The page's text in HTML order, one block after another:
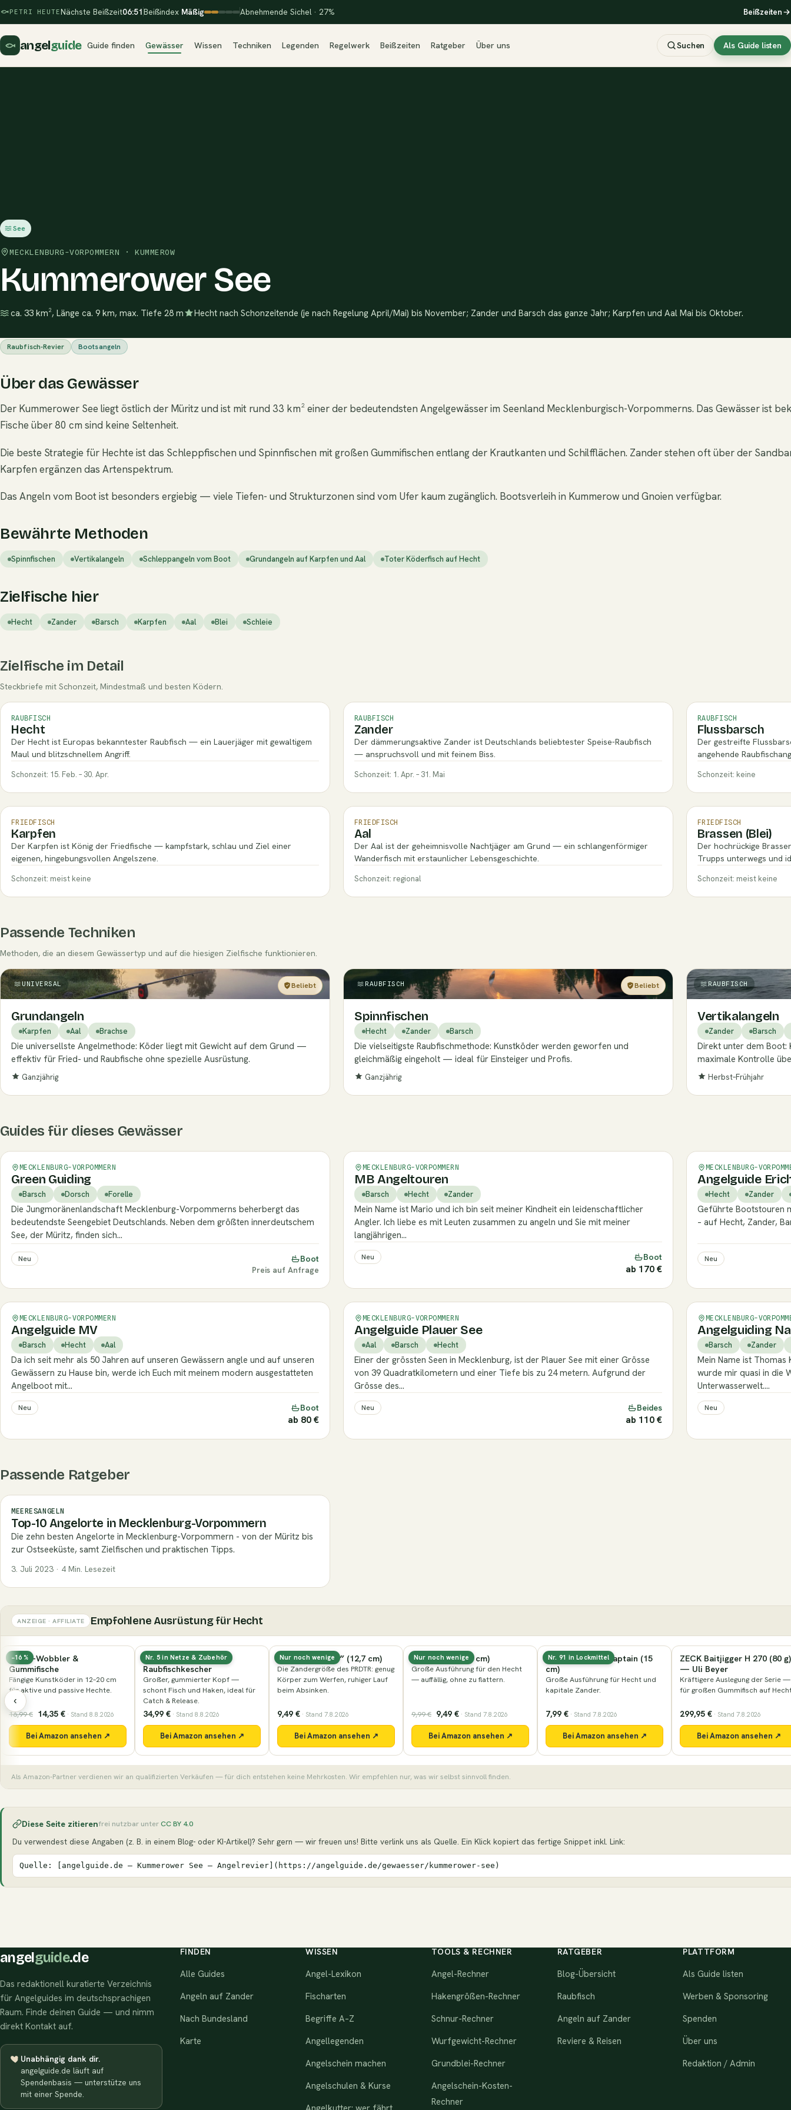
PETRI HEUTENächste Beißzeit06:51Beißindex Mäßig Abnehmende Sichel · 27% Beißzeiten
angelguide Guide finden Gewässer Wissen Techniken Legenden Regelwerk Beißzeiten Ratgeber Über uns Suchen Als Guide listen
See
MECKLENBURG-VORPOMMERN · KUMMEROW
Kummerower See
ca. 33 km², Länge ca. 9 km, max. Tiefe 28 m Hecht nach Schonzeitende (je nach Regelung April/Mai) bis November; Zander und Barsch das ganze Jahr; Karpfen und Aal Mai bis Oktober.
Raubfisch-Revier Bootsangeln
Über das Gewässer
Der Kummerower See liegt östlich der Müritz und ist mit rund 33 km² einer der bedeutendsten Angelgewässer im Seenland Mecklenburgisch-Vorpommerns. Das Gewässer ist
Fische über 80 cm sind keine Seltenheit.
Die beste Strategie für Hechte ist das Schleppfischen und Spinnfischen mit großen Gummifischen entlang der Krautkanten und Schilfflächen. Zander stehen oft über der
Karpfen ergänzen das Artenspektrum.
Das Angeln vom Boot ist besonders ergiebig — viele Tiefen- und Strukturzonen sind vom Ufer kaum zugänglich. Bootsverleih in Kummerow und Gnoien verfügbar.
Bewährte Methoden
Spinnfischen Vertikalangeln Schleppangeln vom Boot Grundangeln auf Karpfen und Aal Toter Köderfisch auf Hecht
Zielfische hier
Hecht Zander Barsch Karpfen Aal Blei Schleie
Zielfische im Detail
Steckbriefe mit Schonzeit, Mindestmaß und besten Ködern.
RAUBFISCH
Hecht
Der Hecht ist Europas bekanntester Raubfisch — ein Lauerjäger mit gewaltigem
Maul und blitzschnellem Angriff.
Schonzeit: 15. Feb. – 30. Apr.
RAUBFISCH
Zander
Der dämmerungsaktive Zander ist Deutschlands beliebtester Speise-Raubfisch
— anspruchsvoll und mit feinem Biss.
Schonzeit: 1. Apr. – 31. Mai
RAUBFISCH
Flussbarsch
Der gestreifte
angehende
Schonzeit: keine
FRIEDFISCH
Karpfen
Der Karpfen ist König der Friedfische — kampfstark, schlau und Ziel einer
eigenen, hingebungsvollen Angelszene.
Schonzeit: meist keine
FRIEDFISCH
Aal
Der Aal ist der geheimnisvolle Nachtjäger am Grund — ein schlangenförmiger
Wanderfisch mit erstaunlicher Lebensgeschichte.
Schonzeit: regional
FRIEDFISCH
Brassen (Blei)
Der hochrückige
Trupps unterwegs und
Schonzeit: meist keine
Passende Techniken
Methoden, die an diesem Gewässertyp und auf die hiesigen Zielfische funktionieren.
UNIVERSAL Beliebt
Einsteiger
Grundangeln
Karpfen Aal Brachse
Die universellste Angelmethode: Köder liegt mit Gewicht auf dem Grund —
effektiv für Fried- und Raubfische ohne spezielle Ausrüstung.
Ganzjährig
RAUBFISCH Beliebt
Einsteiger
Spinnfischen
Hecht Zander Barsch
Die vielseitigste Raubfischmethode: Kunstköder werden geworfen und
gleichmäßig eingeholt — ideal für Einsteiger und Profis.
Ganzjährig
RAUBFISCH
Vertikalangeln
Zander Barsch
Direkt unter dem
maximale Kontrolle
Herbst–Frühjahr
Guides für dieses Gewässer
MECKLENBURG-VORPOMMERN
Green Guiding
Barsch Dorsch Forelle
Die Jungmoränenlandschaft Mecklenburg-Vorpommerns beherbergt das
bedeutendste Seengebiet Deutschlands. Neben dem größten innerdeutschem
See, der Müritz, finden sich…
Neu
Boot
Preis auf Anfrage
MECKLENBURG-VORPOMMERN
MB Angeltouren
Barsch Hecht Zander
Mein Name ist Mario und ich bin seit meiner Kindheit ein leidenschaftlicher
Angler. Ich liebe es mit Leuten zusammen zu angeln und Sie mit meiner
langjährigen…
Neu Boot
ab 170 €
MECKLENBURG-
Angelguide
Hecht Zander
Geführte Bootstouren
– auf Hecht, Zander,
Neu
MECKLENBURG-VORPOMMERN
Angelguide MV
Barsch Hecht Aal
Da ich seit mehr als 50 Jahren auf unseren Gewässern angle und auf unseren
Gewässern zu Hause bin, werde ich Euch mit meinem modern ausgestatteten
Angelboot mit…
Neu Boot
ab 80 €
MECKLENBURG-VORPOMMERN
Angelguide Plauer See
Aal Barsch Hecht
Einer der grössten Seen in Mecklenburg, ist der Plauer See mit einer Grösse
von 39 Quadratkilometern und einer Tiefe bis zu 24 metern. Aufgrund der
Grösse des…
Neu Beides
ab 110 €
MECKLENBURG-
Angelguiding
Barsch Zander
Mein Name ist Thomas
wurde mir quasi in die
Unterwasserwelt.…
Neu
Passende Ratgeber
MEERESANGELN
Top-10 Angelorte in Mecklenburg-Vorpommern
Die zehn besten Angelorte in Mecklenburg-Vorpommern - von der Müritz bis
zur Ostseeküste, samt Zielfischen und praktischen Tipps.
3. Juli 2023 · 4 Min. Lesezeit
ANZEIGE · AFFILIATE Empfohlene Ausrüstung für Hecht
−16 %
Hecht-Wobbler &
Gummifische
Fängige Kunstköder in 12–20 cm
für aktive und passive Hechte.
16,99 € 14,35 € · Stand 8.8.2026
Bei Amazon ansehen ↗
Nr. 5 in Netze & Zubehör
Gummierter
Raubfischkescher
Großer, gummierter Kopf —
schont Fisch und Haken, ideal für
Catch & Release.
34,99 € · Stand 8.8.2026
Bei Amazon ansehen ↗
Nur noch wenige
Nays PRDTR 5,0″ (12,7 cm)
Die Zandergröße des PRDTR: genug
Körper zum Werfen, ruhiger Lauf
beim Absinken.
9,49 € · Stand 7.8.2026
Bei Amazon ansehen ↗
Nur noch wenige
Nays VNM (16,5 cm)
Große Ausführung für den Hecht
— auffällig, ohne zu flattern.
9,99 € 9,49 € · Stand 7.8.2026
Bei Amazon ansehen ↗
Nr. 91 in Lockmittel
Lieblingsköder Captain (15
cm)
Große Ausführung für Hecht und
kapitale Zander.
7,99 € · Stand 7.8.2026
Bei Amazon ansehen ↗
ZECK Baitjigger H 270 (80 g)
— Uli Beyer
Kräftigere Auslegung der Serie —
für großen Gummifisch auf
299,95 € · Stand 7.8.2026
Bei Amazon ansehen ↗
‹
Als Amazon-Partner verdienen wir an qualifizierten Verkäufen — für dich entstehen keine Mehrkosten. Wir empfehlen nur, was wir selbst sinnvoll finden.
Diese Seite zitierenfrei nutzbar unterCC BY 4.0
Du verwendest diese Angaben (z. B. in einem Blog- oder KI-Artikel)? Sehr gern — wir freuen uns! Bitte verlink uns als Quelle. Ein Klick kopiert das fertige Snippet inkl. Link:
Quelle: [angelguide.de – Kummerower See – Angelrevier](https://angelguide.de/gewaesser/kummerower-see)
angel guide.de
Das redaktionell kuratierte Verzeichnis
für Angelguides im deutschsprachigen
Raum. Finde deinen Guide — und nimm
direkt Kontakt auf.
Unabhängig dank dir.
angelguide.de läuft auf
Spendenbasis — unterstütze uns
mit einer Spende.
FINDEN
Alle Guides
Angeln auf Zander
Nach Bundesland
Karte
WISSEN
Angel-Lexikon
Fischarten
Begriffe A–Z
Angellegenden
Angelschein machen
Angelschulen & Kurse
TOOLS & RECHNER
Angel-Rechner
Hakengrößen-Rechner
Schnur-Rechner
Wurfgewicht-Rechner
Grundblei-Rechner
Angelschein-Kosten-
Rechner
RATGEBER
Blog-Übersicht
Raubfisch
Angeln auf Zander
Reviere & Reisen
PLATTFORM
Als Guide listen
Werben & Sponsoring
Spenden
Über uns
Redaktion / Admin